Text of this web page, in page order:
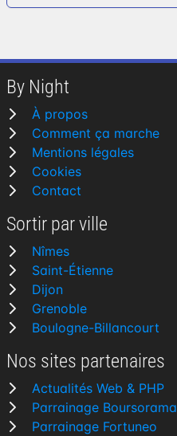
By Night
À propos
Comment ça marche
Mentions légales
Cookies
Contact
Sortir par ville
Nîmes
Saint-Étienne
Dijon
Grenoble
Boulogne-Billancourt
Nos sites partenaires
Actualités Web & PHP
Parrainage Boursorama
Parrainage Fortuneo